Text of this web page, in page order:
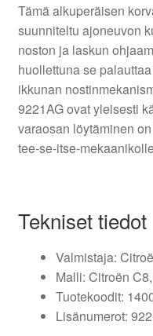
Tämä alkuperäisen
suunniteltu ajoneuvon
noston ja laskun
huollettuna se
ikkunan
9221AG ovat yleisesti
varaosan löytäminen
tee-se-itse-
Tekniset tiedot
Valmistaja:
Malli: Citroën
Tuotekoodit:
Lisänumerot: